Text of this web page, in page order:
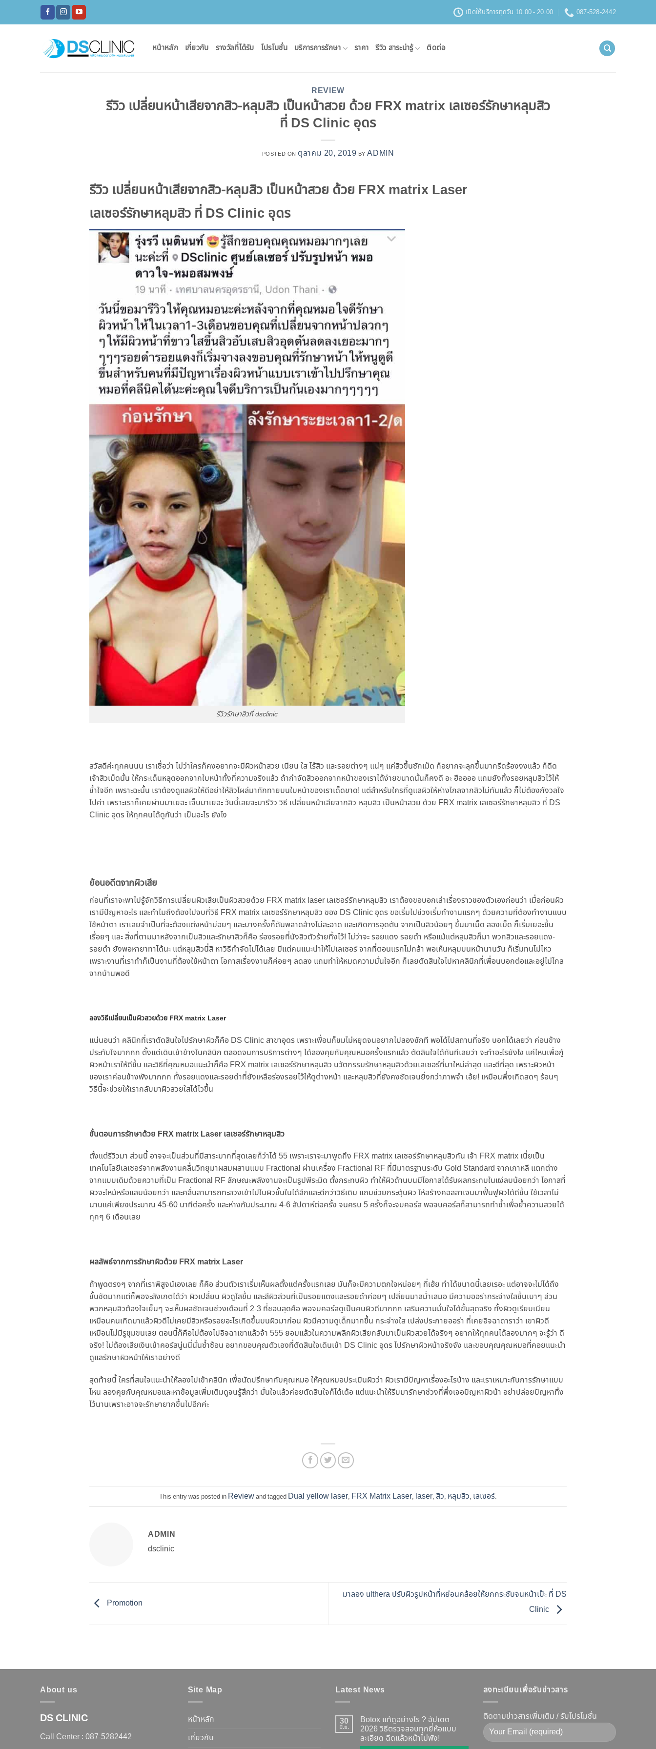
เปิดให้บริการทุกวัน 10:00 - 20:00 087-528-2442
หน้าหลัก เกี่ยวกับ รางวัลที่ได้รับ โปรโมชั่น บริการการรักษา ราคา รีวิว สาระน่ารู้ ติดต่อ
REVIEW
รีวิว เปลี่ยนหน้าเสียจากสิว-หลุมสิว เป็นหน้าสวย ด้วย FRX matrix เลเซอร์รักษาหลุมสิว
ที่ DS Clinic อุดร
POSTED ON ตุลาคม 20, 2019 BYADMIN
รีวิว เปลี่ยนหน้าเสียจากสิว-หลุมสิว เป็นหน้าสวย ด้วย FRX matrix Laser
เลเซอร์รักษาหลุมสิว ที่ DS Clinic อุดร
รีวิวรักษาสิวที่ dsclinic
สวัสดีค่ะทุกคนนน เราเชื่อว่า ไม่ว่าใครก็คงอยากจะมีผิวหน้าสวย เนียน ใส ไร้สิว และรอยต่างๆ แน่ๆ แค่สิวขึ้นซักเม็ด ก็อยากจะลุกขึ้นมากรีดร้องงงแล้ว ก็ดีด
เจ้าสิวเม็ดนั้น ให้กระเด็นหลุดออกจากใบหน้าทั้งที่ความจริงแล้ว ถ้ากำจัดสิวออกจากหน้าของเราได้ง่ายขนาดนั้นก็คงดี อะ ฮืออออ แถมยังทิ้งรอยหลุมสิวไว้ให้
ช้ำใจอีก เพราะฉะนั้น เราต้องดูแลผิวให้ดีอย่าให้สิวโผล่มาทักทายบนใบหน้าของเราเด็ดขาด! แต่สำหรับใครที่ดูแลผิวให้ห่างไกลจากสิวไม่ทันแล้ว ก็ไม่ต้องกังวลใจ
ไปค่า เพราะเราก็เคยผ่านมาเยอะ เจ็บมาเยอะ วันนี้เลยจะมารีวิว วิธี เปลี่ยนหน้าเสียจากสิว-หลุมสิว เป็นหน้าสวย ด้วย FRX matrix เลเซอร์รักษาหลุมสิว ที่ DS
Clinic อุดร ให้ทุกคนได้ดูกันว่า เป็นอะไร ยังไง
ย้อนอดีตจากผิวเสีย
ก่อนที่เราจะพาไปรู้จักวิธีการเปลี่ยนผิวเสียเป็นผิวสวยด้วย FRX matrix laser เลเซอร์รักษาหลุมสิว เราต้องขอบอกเล่าเรื่องราวของตัวเองก่อนว่า เมื่อก่อนผิว
เรามีปัญหาอะไร และทำไมถึงต้องไปจบที่วิธี FRX matrix เลเซอร์รักษาหลุมสิว ของ DS Clinic อุดร ขอเริ่มไปช่วงเริ่มทำงานแรกๆ ด้วยความที่ต้องทำงานแบบ
ใช้หน้าตา เราเลยจำเป็นที่จะต้องแต่งหน้าบ่อยๆ และบางครั้งก็ดันพลาดล้างไม่สะอาด และเกิดการอุดตัน จากเป็นสิวน้อยๆ ขึ้นมาเม็ด สองเม็ด ก็เริ่มเยอะขึ้น
เรื่อยๆ และ สิ่งที่ตามมาหลังจากเป็นสิวและรักษาสิวก็คือ ร่องรอยที่นังสิวตัวร้ายทิ้งไว้! ไม่ว่าจะ รอยแดง รอยดำ หรือแม้แต่หลุมสิวก็มา พวกสิวและรอยแดง-
รอยดำ ยังพอหายาทาได้นะ แต่หลุมสิวนี่สิ หาวิธีกำจัดไม่ได้เลย มีแต่คนแนะนำให้ไปเลเซอร์ จากที่ตอนแรกไม่กล้า พอเห็นหลุมบนหน้านานวัน ก็เริ่มทนไม่ไหว
เพราะงานที่เราทำก็เป็นงานที่ต้องใช้หน้าตา โอกาสเรื่องงานก็ค่อยๆ ลดลง แถมทำให้หมดความมั่นใจอีก ก็เลยตัดสินใจไปหาคลินิกที่เพื่อนบอกต่อและอยู่ไม่ไกล
จากบ้านพอดี
ลองวิธีเปลี่ยนเป็นผิวสวยด้วย FRX matrix Laser
แน่นอนว่า คลินิกที่เราตัดสินใจไปรักษาผิวก็คือ DS Clinic สาขาอุดร เพราะเพื่อนก็ชมไม่หยุดจนอยากไปลองซักที พอได้ไปสถานที่จริง บอกได้เลยว่า ค่อนข้าง
ประทับใจมากกก ตั้งแต่เดินเข้าข้างในคลินิก ตลอดจนการบริการต่างๆ ได้ลองคุยกับคุณหมอครั้งแรกแล้ว ตัดสินใจได้ทันทีเลยว่า จะทำอะไรยังไง แค่ไหนเพื่อกู้
ผิวหน้าเราให้ดีขึ้น และวิธีที่คุณหมอแนะนำก็คือ FRX matrix เลเซอร์รักษาหลุมสิว นวัตกรรมรักษาหลุมสิวด้วยเลเซอร์ที่มาใหม่ล่าสุด และดีที่สุด เพราะผิวหน้า
ของเราค่อนข้างพังมากกก ทั้งรอยแดงและรอยดำที่ยังเหลือร่องรอยไว้ให้ดูต่างหน้า และหลุมสิวที่ยังคงชัดเจนยิ่งกว่าภาพจำ เอ้ย! เหมือนพึ่งเกิดสดๆ ร้อนๆ
วิธีนี้จะช่วยให้เรากลับมาผิวสวยใสได้ไวขึ้น
ขั้นตอนการรักษาด้วย FRX matrix Laser เลเซอร์รักษาหลุมสิว
ตั้งแต่รีวิวมา ส่วนนี้ อาจจะเป็นส่วนที่มีสาระมากที่สุดเลยก็ว่าได้ 55 เพราะเราจะมาพูดถึง FRX matrix เลเซอร์รักษาหลุมสิวกัน เจ้า FRX matrix เนี่ยเป็น
เทคโนโลยีเลเซอร์จากพลังงานคลื่นวิทยุมาผสมผสานแบบ Fractional ผ่านเครื่อง Fractional RF ที่มีมาตรฐานระดับ Gold Standard จากเกาหลี แตกต่าง
จากแบบเดิมด้วยความที่เป็น Fractional RF ลักษณะพลังงานจะเป็นรูปพีระมิด ตั้งกระทบผิว ทำให้ผิวด้านบนมีโอกาสได้รับผลกระทบในแง่ลบน้อยกว่า โอกาสที่
ผิวจะไหม้หรือแสบน้อยกว่า และคลื่นสามารถทะลวงเข้าไปในผิวชั้นในได้ลึกและดีกว่าวิธีเดิม แถมช่วยกระตุ้นผิว ให้สร้างคอลลาเจนมาฟื้นฟูผิวได้ดีขึ้น ใช้เวลาไม่
นานแค่เพียงประมาณ 45-60 นาทีต่อครั้ง และห่างกันประมาณ 4-6 สัปดาห์ต่อครั้ง จนครบ 5 ครั้งก็จะจบคอร์ส พอจบคอร์สก็สามารถทำซ้ำเพื่อย้ำความสวยได้
ทุกๆ 6 เดือนเลย
ผลลัพธ์จากการรักษาผิวด้วย FRX matrix Laser
ถ้าพูดตรงๆ จากที่เราพิสูจน์เองเลย ก็คือ ส่วนตัวเราเริ่มเห็นผลตั้งแต่ครั้งแรกเลย มันก็จะมีความตกใจหน่อยๆ ที่เฮ้ย ทำได้ขนาดนี้เลยเรอะ แต่อาจจะไม่ได้ถึง
ขั้นชัดมากแต่ก็พอจะสังเกตได้ว่า ผิวเปลี่ยน ผิวดูใสขึ้น และสีผิวส่วนที่เป็นรอยแดงและรอยดำค่อยๆ เปลี่ยนมาสม่ำเสมอ มีความออร่ากระจ่างใสขึ้นเบาๆ ส่วน
พวกหลุมสิวต้องใจเย็นๆ จะเห็นผลชัดเจนช่วงเดือนที่ 2-3 ที่ชอบสุดคือ พอจบคอร์สดูเป็นคนผิวดีมากกก เสริมความมั่นใจได้ขั้นสุดจริง ทั้งผิวดูเรียบเนียน
เหมือนคนเกิดมาแล้วผิวดีไม่เคยมีสิวหรือรอยอะไรเกิดขึ้นบนผิวมาก่อน ผิวมีความดูเด็กมากขึ้น กระจ่างใส เปล่งประกายออร่า ที่เคยอิจฉาดาราว่า เขาผิวดี
เหมือนไม่มีรูขุมขนเลย ตอนนี้ก็คือไม่ต้องไปอิจฉาเขาแล้วจ้า 555 ยอมแล้วในความพลิกผิวเสียกลับมาเป็นผิวสวยได้จริงๆ อยากให้ทุกคนได้ลองมากๆ จะรู้ว่า ดี
จริง! ไม่ต้องเสียเงินเข้าคอร์สนู่นนี่นั่นซ้ำซ้อน อยากขอบคุณตัวเองที่ตัดสินใจเดินเข้า DS Clinic อุดร ไปรักษาผิวหน้าจริงจัง และขอบคุณคุณหมอที่คอยแนะนำ
ดูแลรักษาผิวหน้าให้เราอย่างดี
สุดท้ายนี้ ใครที่สนใจแนะนำให้ลองไปเข้าคลินิก เพื่อนัดปรึกษากับคุณหมอ ให้คุณหมอประเมินผิวว่า ผิวเรามีปัญหาเรื่องอะไรบ้าง และเราเหมาะกับการรักษาแบบ
ไหน ลองคุยกับคุณหมอและหาข้อมูลเพิ่มเติมดูจนรู้สึกว่า มั่นใจแล้วค่อยตัดสินใจก็ได้เด้อ แต่แนะนำให้รีบมารักษาช่วงที่พึ่งเจอปัญหาผิวน้า อย่าปล่อยปัญหาทิ้ง
ไว้นานเพราะอาจจะรักษายากขึ้นไปอีกค่ะ
This entry was posted in Reviewand tagged Dual yellow laser, FRX Matrix Laser, laser, สิว, หลุมสิว, เลเซอร์.
ADMIN
dsclinic
Promotion
มาลอง ulthera ปรับผิวรูปหน้าที่หย่อนคล้อยให้ยกกระชับจนหน้าเป๊ะ ที่ DS
Clinic
About us
DS CLINIC
Call Center : 087-5282442
Site Map
หน้าหลัก
เกี่ยวกับ
Latest News
30
มิ.ย.
Botox แท้ดูอย่างไร ? อัปเดต
2026 วิธีตรวจสอบทุกยี่ห้อแบบ
ละเอียด ฉีดแล้วหน้าไม่พัง!
ลงทะเบียนเพื่อรับข่าวสาร
ติดตามข่าวสารเพิ่มเติม / รับโปรโมชั่น